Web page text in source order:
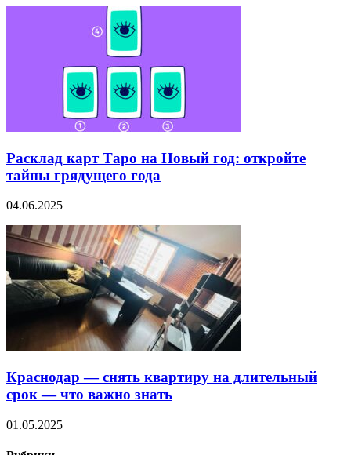
Расклад карт Таро на Новый год: откройте
тайны грядущего года
04.06.2025
Краснодар — снять квартиру на длительный
срок — что важно знать
01.05.2025